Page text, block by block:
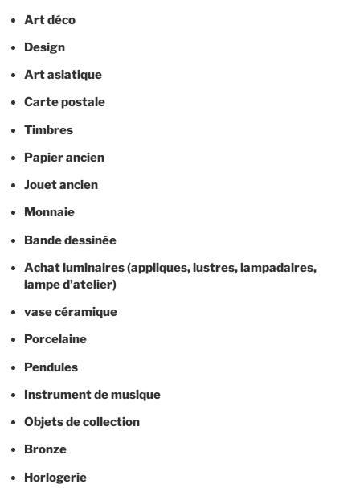
Art déco
Design
Art asiatique
Carte postale
Timbres
Papier ancien
Jouet ancien
Monnaie
Bande dessinée
Achat luminaires (appliques, lustres, lampadaires,
lampe d’atelier)
vase céramique
Porcelaine
Pendules
Instrument de musique
Objets de collection
Bronze
Horlogerie